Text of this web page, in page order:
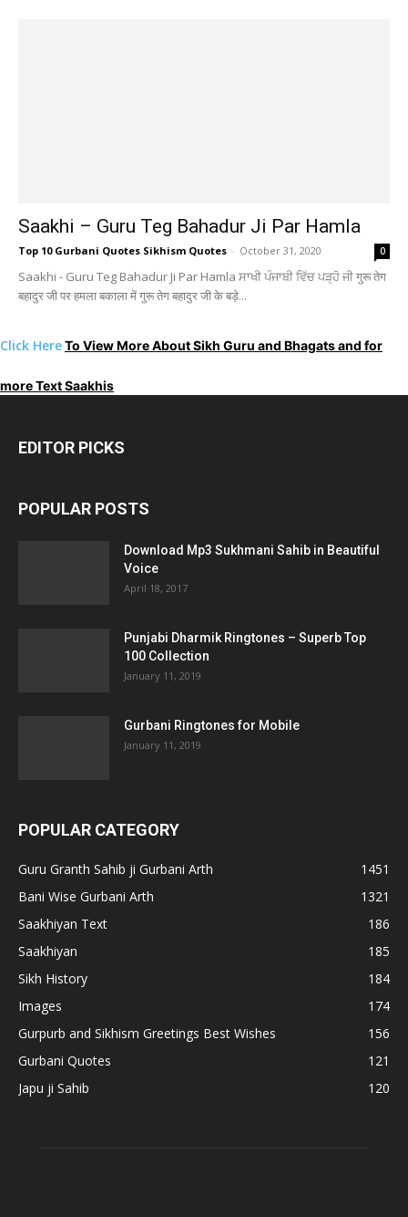
Saakhi – Guru Teg Bahadur Ji Par Hamla
Top 10 Gurbani Quotes Sikhism Quotes - October 31, 2020 0
Saakhi - Guru Teg Bahadur Ji Par Hamla ਸਾਖੀ ਪੰਜਾਬੀ ਵਿੱਚ ਪੜ੍ਹੋ ਜੀ गुरू तेग
बहादुर जी पर हमला बकाला में गुरू तेग बहादुर जी के बड़े...
Click HereTo View More About Sikh Guru and Bhagats and for
more Text Saakhis
EDITOR PICKS
POPULAR POSTS
Download Mp3 Sukhmani Sahib in Beautiful
Voice
April 18, 2017
Punjabi Dharmik Ringtones – Superb Top
100 Collection
January 11, 2019
Gurbani Ringtones for Mobile
January 11, 2019
POPULAR CATEGORY
Guru Granth Sahib ji Gurbani Arth
1451
Bani Wise Gurbani Arth
1321
Saakhiyan Text
186
Saakhiyan
185
Sikh History
184
Images
174
Gurpurb and Sikhism Greetings Best Wishes
156
Gurbani Quotes
121
Japu ji Sahib
120